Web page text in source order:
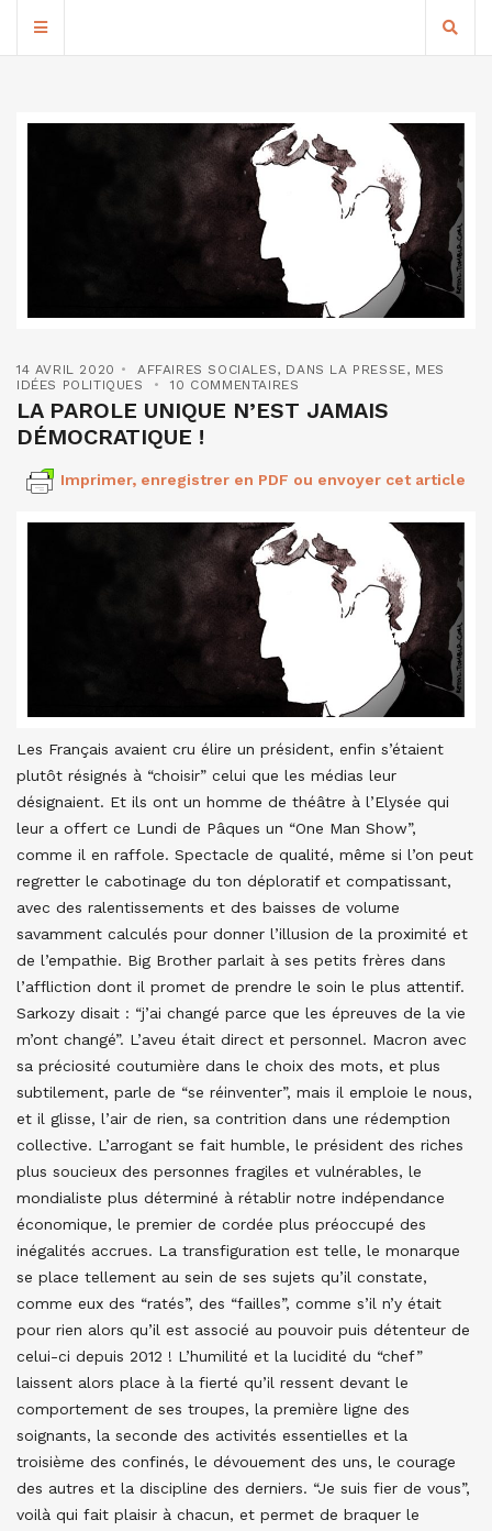
14 AVRIL 2020 AFFAIRES SOCIALES, DANS LA PRESSE, MES
IDÉES POLITIQUES
10 COMMENTAIRES
LA PAROLE UNIQUE N’EST JAMAIS
DÉMOCRATIQUE !
Imprimer, enregistrer en PDF ou envoyer cet article
Les Français avaient cru élire un président, enfin s’étaient
plutôt résignés à “choisir” celui que les médias leur
désignaient. Et ils ont un homme de théâtre à l’Elysée qui
leur a offert ce Lundi de Pâques un “One Man Show”,
comme il en raffole. Spectacle de qualité, même si l’on peut
regretter le cabotinage du ton déploratif et compatissant,
avec des ralentissements et des baisses de volume
savamment calculés pour donner l’illusion de la proximité et
de l’empathie. Big Brother parlait à ses petits frères dans
l’affliction dont il promet de prendre le soin le plus attentif.
Sarkozy disait : “j’ai changé parce que les épreuves de la vie
m’ont changé”. L’aveu était direct et personnel. Macron avec
sa préciosité coutumière dans le choix des mots, et plus
subtilement, parle de “se réinventer”, mais il emploie le nous,
et il glisse, l’air de rien, sa contrition dans une rédemption
collective. L’arrogant se fait humble, le président des riches
plus soucieux des personnes fragiles et vulnérables, le
mondialiste plus déterminé à rétablir notre indépendance
économique, le premier de cordée plus préoccupé des
inégalités accrues. La transfiguration est telle, le monarque
se place tellement au sein de ses sujets qu’il constate,
comme eux des “ratés”, des “failles”, comme s’il n’y était
pour rien alors qu’il est associé au pouvoir puis détenteur de
celui-ci depuis 2012 ! L’humilité et la lucidité du “chef”
laissent alors place à la fierté qu’il ressent devant le
comportement de ses troupes, la première ligne des
soignants, la seconde des activités essentielles et la
troisième des confinés, le dévouement des uns, le courage
des autres et la discipline des derniers. “Je suis fier de vous”,
voilà qui fait plaisir à chacun, et permet de braquer le